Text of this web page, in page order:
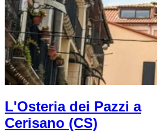
L'Osteria dei Pazzi a
Cerisano (CS)